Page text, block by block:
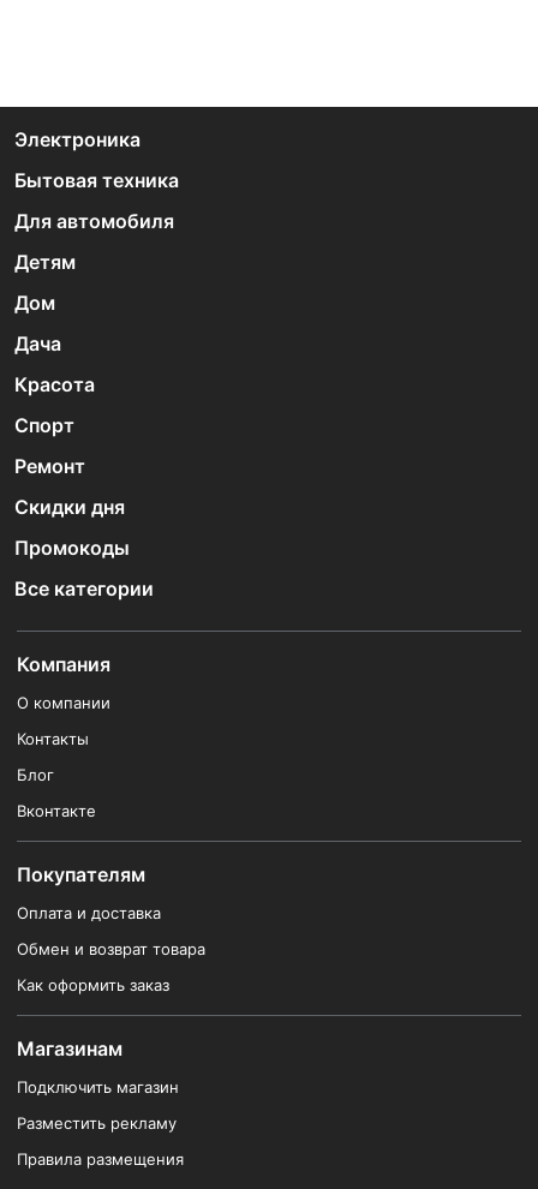
Электроника
Бытовая техника
Для автомобиля
Детям
Дом
Дача
Красота
Спорт
Ремонт
Скидки дня
Промокоды
Все категории
Компания
О компании
Контакты
Блог
Вконтакте
Покупателям
Оплата и доставка
Обмен и возврат товара
Как оформить заказ
Магазинам
Подключить магазин
Разместить рекламу
Правила размещения